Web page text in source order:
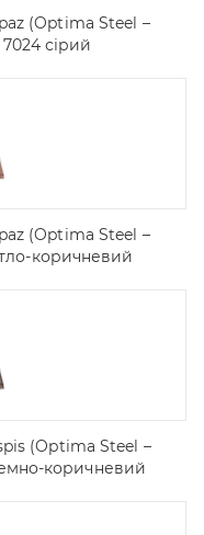
(Optima Steel –
сірий
(Optima Steel –
коричневий
(Optima Steel –
коричневий